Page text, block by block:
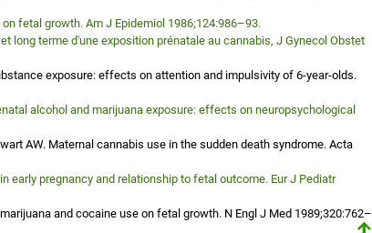
fetal growth. Am J Epidemiol 1986;124:986–93.
long terme d'une exposition prénatale au cannabis, J Gynecol Obstet
exposure: effects on attention and impulsivity of 6-year-olds.
alcohol and marijuana exposure: effects on neuropsychological
AW. Maternal cannabis use in the sudden death syndrome. Acta
early pregnancy and relationship to fetal outcome. Eur J Pediatr
and cocaine use on fetal growth. N Engl J Med 1989;320:762–